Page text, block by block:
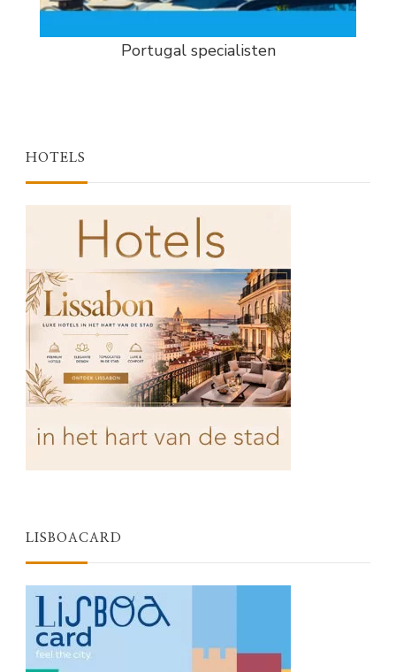
Portugal specialisten
HOTELS
LISBOACARD